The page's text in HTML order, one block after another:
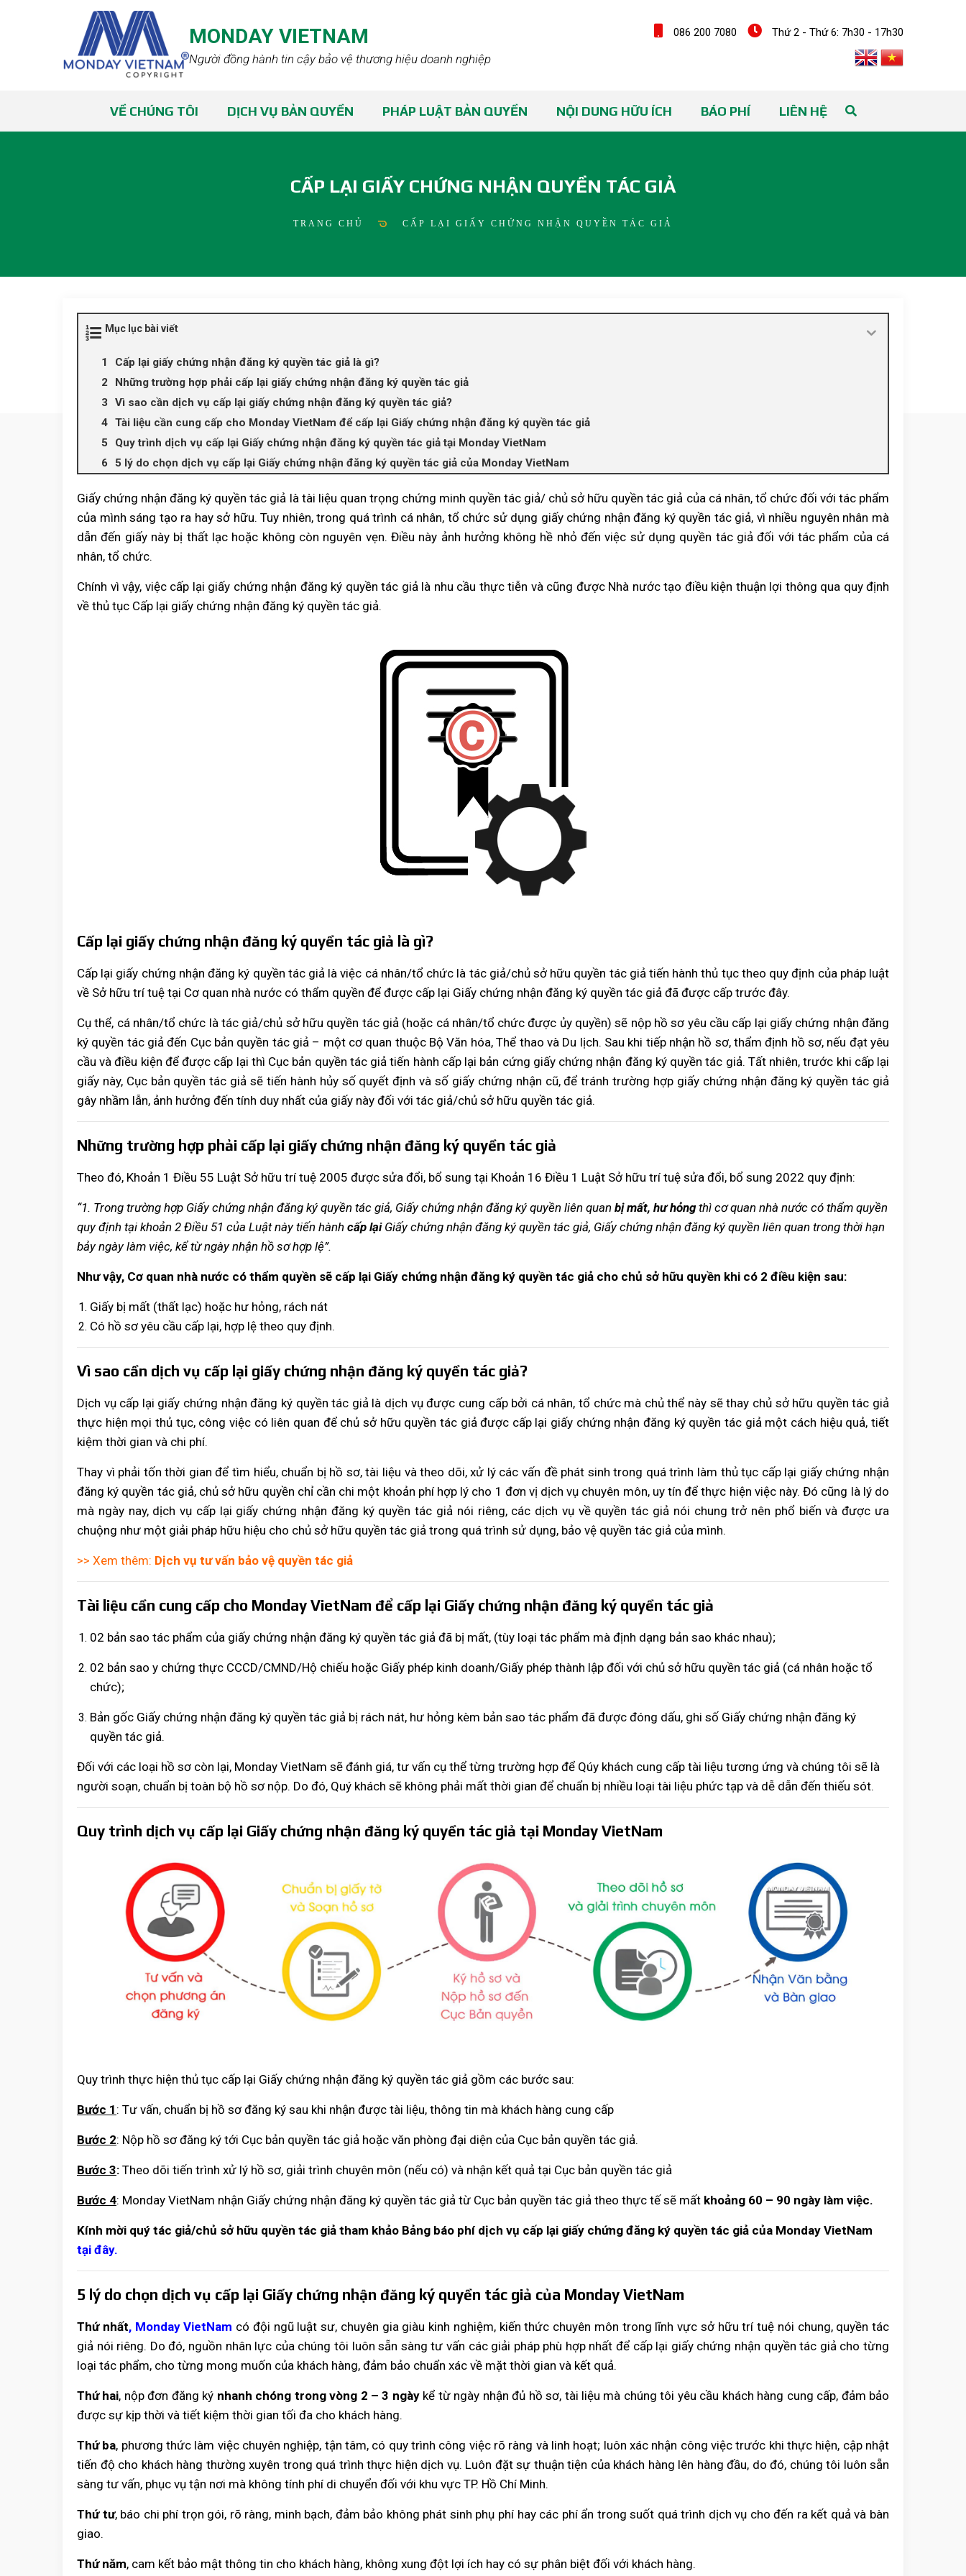
MONDAY VIETNAM
Người đồng hành tin cậy bảo vệ thương hiệu doanh nghiệp
086 200 7080 Thứ 2 - Thứ 6: 7h30 - 17h30
VỀ CHÚNG TÔI DỊCH VỤ BẢN QUYỀN PHÁP LUẬT BẢN QUYỀN NỘI DUNG HỮU ÍCH BÁO PHÍ LIÊN HỆ
CẤP LẠI GIẤY CHỨNG NHẬN QUYỀN TÁC GIẢ
TRANG CHỦ CẤP LẠI GIẤY CHỨNG NHẬN QUYỀN TÁC GIẢ
Mục lục bài viết
Cấp lại giấy chứng nhận đăng ký quyền tác giả là gì?
Những trường hợp phải cấp lại giấy chứng nhận đăng ký quyền tác giả
Vì sao cần dịch vụ cấp lại giấy chứng nhận đăng ký quyền tác giả?
Tài liệu cần cung cấp cho Monday VietNam để cấp lại Giấy chứng nhận đăng ký quyền tác giả
Quy trình dịch vụ cấp lại Giấy chứng nhận đăng ký quyền tác giả tại Monday VietNam
5 lý do chọn dịch vụ cấp lại Giấy chứng nhận đăng ký quyền tác giả của Monday VietNam
Giấy chứng nhận đăng ký quyền tác giả là tài liệu quan trọng chứng minh quyền tác giả/ chủ sở hữu quyền tác giả của cá nhân, tổ chức đối với tác phẩm
của mình sáng tạo ra hay sở hữu. Tuy nhiên, trong quá trình cá nhân, tổ chức sử dụng giấy chứng nhận đăng ký quyền tác giả, vì nhiều nguyên nhân mà
dẫn đến giấy này bị thất lạc hoặc không còn nguyên vẹn. Điều này ảnh hưởng không hề nhỏ đến việc sử dụng quyền tác giả đối với tác phẩm của cá
nhân, tổ chức.
Chính vì vậy, việc cấp lại giấy chứng nhận đăng ký quyền tác giả là nhu cầu thực tiễn và cũng được Nhà nước tạo điều kiện thuận lợi thông qua quy định
về thủ tục Cấp lại giấy chứng nhận đăng ký quyền tác giả.
Cấp lại giấy chứng nhận đăng ký quyền tác giả là gì?
Cấp lại giấy chứng nhận đăng ký quyền tác giả làviệc cá nhân/tổ chức là tác giả/chủ sở hữu quyền tác giả tiến hành thủ tục theo quy định của pháp luật
về Sở hữu trí tuệ tại Cơ quan nhà nước có thẩm quyền để được cấp lại Giấy chứng nhận đăng ký quyền tác giả đã được cấp trước đây.
Cụ thể, cá nhân/tổ chức là tác giả/chủ sở hữu quyền tác giả (hoặc cá nhân/tổ chức được ủy quyền) sẽ nộp hồ sơ yêu cầu cấp lại giấy chứng nhận đăng
ký quyền tác giả đến Cục bản quyền tác giả – một cơ quan thuộc Bộ Văn hóa, Thể thao và Du lịch. Sau khi tiếp nhận hồ sơ, thẩm định hồ sơ, nếu đạt yêu
cầu và điều kiện để được cấp lại thì Cục bản quyền tác giả tiến hành cấp lại bản cứng giấy chứng nhận đăng ký quyền tác giả. Tất nhiên, trước khi cấp lại
giấy này, Cục bản quyền tác giả sẽ tiến hành hủy số quyết định và số giấy chứng nhận cũ, để tránh trường hợp giấy chứng nhận đăng ký quyền tác giả
gây nhầm lẫn, ảnh hưởng đến tính duy nhất của giấy này đối với tác giả/chủ sở hữu quyền tác giả.
Những trường hợp phải cấp lại giấy chứng nhận đăng ký quyền tác giả
Theo đó, Khoản 1 Điều 55 Luật Sở hữu trí tuệ 2005 được sửa đổi, bổ sung tại Khoản 16 Điều 1 Luật Sở hữu trí tuệ sửa đổi, bổ sung 2022 quy định:
“1. Trong trường hợp Giấy chứng nhận đăng ký quyền tác giả, Giấy chứng nhận đăng ký quyền liên quan bị mất, hư hỏngthì cơ quan nhà nước có thẩm quyền
quy định tại khoản 2 Điều 51 của Luật này tiến hành cấp lạiGiấy chứng nhận đăng ký quyền tác giả, Giấy chứng nhận đăng ký quyền liên quan trong thời hạn
bảy ngày làm việc, kể từ ngày nhận hồ sơ hợp lệ”.
Như vậy, Cơ quan nhà nước có thẩm quyền sẽ cấp lại Giấy chứng nhận đăng ký quyền tác giả cho chủ sở hữu quyền khi có 2 điều kiện sau:
Giấy bị mất (thất lạc) hoặc hư hỏng, rách nát
Có hồ sơ yêu cầu cấp lại, hợp lệ theo quy định.
Vì sao cần dịch vụ cấp lại giấy chứng nhận đăng ký quyền tác giả?
Dịch vụ cấp lại giấy chứng nhận đăng ký quyền tác giả là dịch vụ được cung cấp bởi cá nhân, tổ chức mà chủ thể này sẽ thay chủ sở hữu quyền tác giả
thực hiện mọi thủ tục, công việc có liên quan để chủ sở hữu quyền tác giả được cấp lại giấy chứng nhận đăng ký quyền tác giả một cách hiệu quả, tiết
kiệm thời gian và chi phí.
Thay vì phải tốn thời gian để tìm hiểu, chuẩn bị hồ sơ, tài liệu và theo dõi, xử lý các vấn đề phát sinh trong quá trình làm thủ tục cấp lại giấy chứng nhận
đăng ký quyền tác giả, chủ sở hữu quyền chỉ cần chi một khoản phí hợp lý cho 1 đơn vị dịch vụ chuyên môn, uy tín để thực hiện việc này. Đó cũng là lý do
mà ngày nay, dịch vụ cấp lại giấy chứng nhận đăng ký quyền tác giả nói riêng, các dịch vụ về quyền tác giả nói chung trở nên phổ biến và được ưa
chuộng như một giải pháp hữu hiệu cho chủ sở hữu quyền tác giả trong quá trình sử dụng, bảo vệ quyền tác giả của mình.
>> Xem thêm: Dịch vụ tư vấn bảo vệ quyền tác giả
Tài liệu cần cung cấp cho Monday VietNam để cấp lại Giấy chứng nhận đăng ký quyền tác giả
02 bản sao tác phẩm của giấy chứng nhận đăng ký quyền tác giả đã bị mất, (tùy loại tác phẩm mà định dạng bản sao khác nhau);
02 bản sao y chứng thực CCCD/CMND/Hộ chiếu hoặc Giấy phép kinh doanh/Giấy phép thành lập đối với chủ sở hữu quyền tác giả (cá nhân hoặc tổ
chức);
Bản gốc Giấy chứng nhận đăng ký quyền tác giả bị rách nát, hư hỏng kèm bản sao tác phẩm đã được đóng dấu, ghi số Giấy chứng nhận đăng ký
quyền tác giả.
Đối với các loại hồ sơ còn lại, Monday VietNam sẽ đánh giá, tư vấn cụ thể từng trường hợp để Qúy khách cung cấp tài liệu tương ứng và chúng tôi sẽ là
người soạn, chuẩn bị toàn bộ hồ sơ nộp. Do đó, Quý khách sẽ không phải mất thời gian để chuẩn bị nhiều loại tài liệu phức tạp và dễ dẫn đến thiếu sót.
Quy trình dịch vụ cấp lại Giấy chứng nhận đăng ký quyền tác giả tại Monday VietNam
Quy trình thực hiện thủ tục cấp lại Giấy chứng nhận đăng ký quyền tác giả gồm các bước sau:
Bước 1 : Tư vấn, chuẩn bị hồ sơ đăng ký sau khi nhận được tài liệu, thông tin mà khách hàng cung cấp
Bước 2: Nộp hồ sơ đăng ký tới Cục bản quyền tác giả hoặc văn phòng đại diện của Cục bản quyền tác giả.
Bước 3: Theo dõi tiến trình xử lý hồ sơ, giải trình chuyên môn (nếu có) và nhận kết quả tại Cục bản quyền tác giả
Bước 4: Monday VietNam nhận Giấy chứng nhận đăng ký quyền tác giả từ Cục bản quyền tác giả theo thực tế sẽ mất khoảng 60 – 90 ngày làm việc.
Kính mời quý tác giả/chủ sở hữu quyền tác giả tham khảo Bảng báo phí dịch vụ cấp lại giấy chứng đăng ký quyền tác giả của Monday VietNam
tại đây.
5 lý do chọn dịch vụ cấp lại Giấy chứng nhận đăng ký quyền tác giả của Monday VietNam
Thứ nhất, Monday VietNam có đội ngũ luật sư, chuyên gia giàu kinh nghiệm, kiến thức chuyên môn trong lĩnh vực sở hữu trí tuệ nói chung, quyền tác
giả nói riêng. Do đó, nguồn nhân lực của chúng tôi luôn sẵn sàng tư vấn các giải pháp phù hợp nhất để cấp lại giấy chứng nhận quyền tác giả cho từng
loại tác phẩm, cho từng mong muốn của khách hàng, đảm bảo chuẩn xác về mặt thời gian và kết quả.
Thứ hai, nộp đơn đăng ký nhanh chóng trong vòng 2 – 3 ngàykể từ ngày nhận đủ hồ sơ, tài liệu mà chúng tôi yêu cầu khách hàng cung cấp, đảm bảo
được sự kịp thời và tiết kiệm thời gian tối đa cho khách hàng.
Thứ ba, phương thức làm việc chuyên nghiệp, tận tâm, có quy trình công việc rõ ràng và linh hoạt; luôn xác nhận công việc trước khi thực hiện, cập nhật
tiến độ cho khách hàng thường xuyên trong quá trình thực hiện dịch vụ. Luôn đặt sự thuận tiện của khách hàng lên hàng đầu, do đó, chúng tôi luôn sẵn
sàng tư vấn, phục vụ tận nơi mà không tính phí di chuyển đối với khu vực TP. Hồ Chí Minh.
Thứ tư, báo chi phí trọn gói, rõ ràng, minh bạch, đảm bảo không phát sinh phụ phí hay các phí ẩn trong suốt quá trình dịch vụ cho đến ra kết quả và bàn
giao.
Thứ năm, cam kết bảo mật thông tin cho khách hàng, không xung đột lợi ích hay có sự phân biệt đối với khách hàng.